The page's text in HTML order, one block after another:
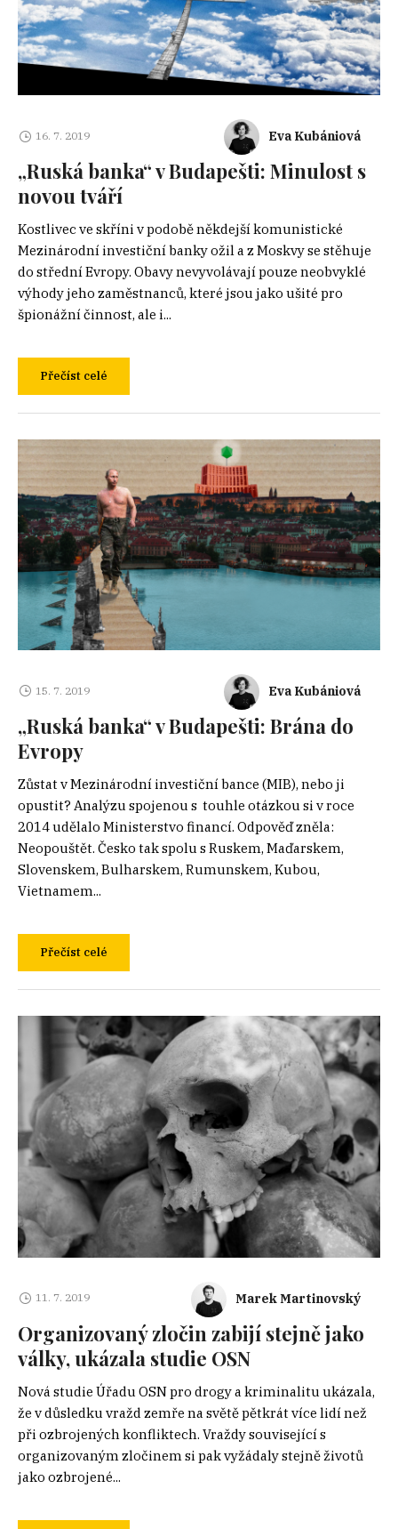
16. 7. 2019 Eva Kubániová
„Ruská banka“ v Budapešti: Minulost s
novou tváří
Kostlivec ve skříni v podobě někdejší komunistické
Mezinárodní investiční banky ožil a z Moskvy se stěhuje
do střední Evropy. Obavy nevyvolávají pouze neobvyklé
výhody jeho zaměstnanců, které jsou jako ušité pro
špionážní činnost, ale i...
Přečíst celé
15. 7. 2019 Eva Kubániová
„Ruská banka“ v Budapešti: Brána do
Evropy
Zůstat v Mezinárodní investiční bance (MIB), nebo ji
opustit? Analýzu spojenou s touhle otázkou si v roce
2014 udělalo Ministerstvo financí. Odpověď zněla:
Neopouštět. Česko tak spolu s Ruskem, Maďarskem,
Slovenskem, Bulharskem, Rumunskem, Kubou,
Vietnamem...
Přečíst celé
11. 7. 2019 Marek Martinovský
Organizovaný zločin zabijí stejně jako
války, ukázala studie OSN
Nová studie Úřadu OSN pro drogy a kriminalitu ukázala,
že v důsledku vražd zemře na světě pětkrát více lidí než
při ozbrojených konfliktech. Vraždy související s
organizovaným zločinem si pak vyžádaly stejně životů
jako ozbrojené...